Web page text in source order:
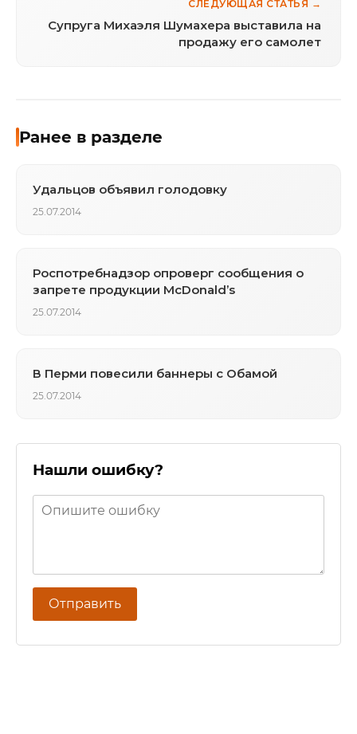
СЛЕДУЮЩАЯ СТАТЬЯ →
Супруга Михаэля Шумахера выставила на
продажу его самолет
Ранее в разделе
Удальцов объявил голодовку
25.07.2014
Роспотребнадзор опроверг сообщения о
запрете продукции McDonald’s
25.07.2014
В Перми повесили баннеры с Обамой
25.07.2014
Нашли ошибку?
Отправить